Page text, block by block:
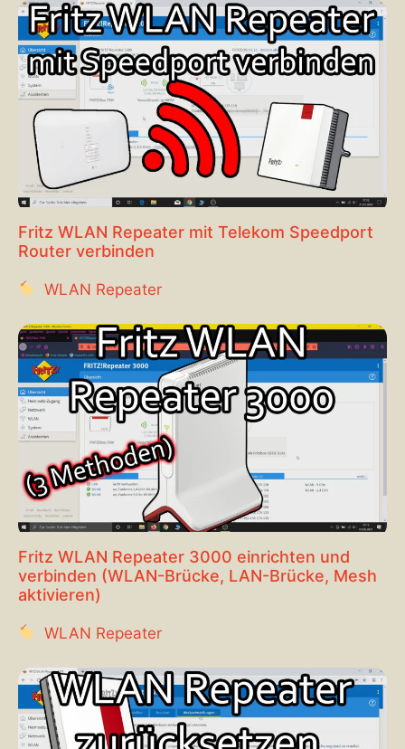
Fritz WLAN Repeater mit Telekom Speedport
Router verbinden
WLAN Repeater
Fritz WLAN Repeater 3000 einrichten und
verbinden (WLAN-Brücke, LAN-Brücke, Mesh
aktivieren)
WLAN Repeater